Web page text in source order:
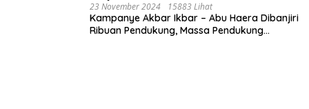
23 November 2024 15883 Lihat
Kampanye Akbar Ikbar – Abu Haera Dibanjiri
Ribuan Pendukung, Massa Pendukung